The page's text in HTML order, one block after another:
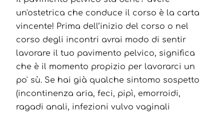
un'ostetrica che conduce il corso è la carta
vincente! Prima dell’inizio del corso o nel
corso degli incontri avrai modo di sentir
lavorare il tuo pavimento pelvico, significa
che è il momento propizio per lavorarci un
po' sù. Se hai già qualche sintomo sospetto
(incontinenza aria, feci, pipì, emorroidi,
ragadi anali, infezioni vulvo vaginali